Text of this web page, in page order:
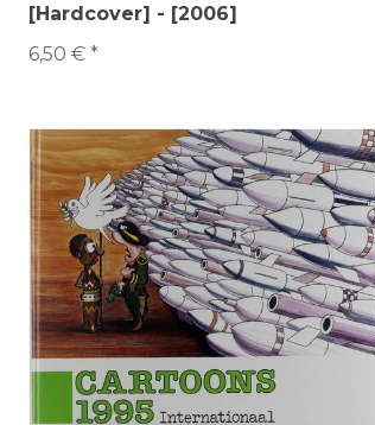
[Hardcover] - [2006]
6,50 € *